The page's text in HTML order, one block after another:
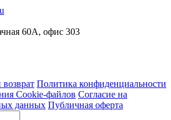
60А, офис 303
Политика конфиденциальности
Cookie-файлов Согласие на
данных Публичная оферта